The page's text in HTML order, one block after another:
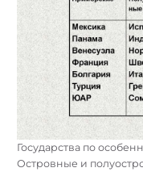
Государства по
Островные и